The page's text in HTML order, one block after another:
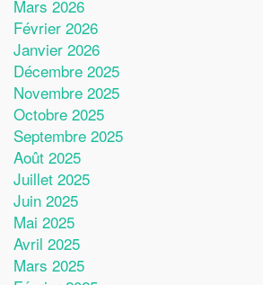
Mars 2026
Février 2026
Janvier 2026
Décembre 2025
Novembre 2025
Octobre 2025
Septembre 2025
Août 2025
Juillet 2025
Juin 2025
Mai 2025
Avril 2025
Mars 2025